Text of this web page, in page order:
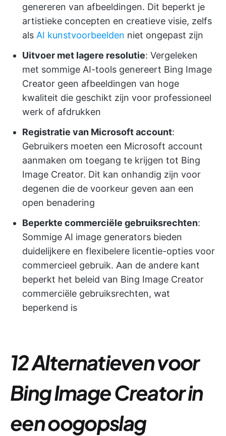
genereren van afbeeldingen. Dit beperkt je
artistieke concepten en creatieve visie, zelfs
als AI kunstvoorbeelden niet ongepast zijn
Uitvoer met lagere resolutie: Vergeleken
met sommige AI-tools genereert Bing Image
Creator geen afbeeldingen van hoge
kwaliteit die geschikt zijn voor professioneel
werk of afdrukken
Registratie van Microsoft account:
Gebruikers moeten een Microsoft account
aanmaken om toegang te krijgen tot Bing
Image Creator. Dit kan onhandig zijn voor
degenen die de voorkeur geven aan een
open benadering
Beperkte commerciële gebruiksrechten:
Sommige AI image generators bieden
duidelijkere en flexibelere licentie-opties voor
commercieel gebruik. Aan de andere kant
beperkt het beleid van Bing Image Creator
commerciële gebruiksrechten, wat
beperkend is
12 Alternatieven voor
Bing Image Creator in
een oogopslag